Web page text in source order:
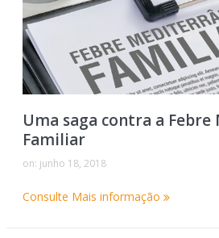
Uma saga contra a
Familiar
on: junho 18, 2018
Consulte Mais informação